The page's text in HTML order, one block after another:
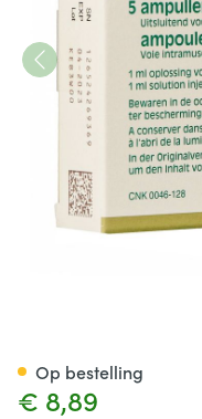
€ 8,89
Op bestelling